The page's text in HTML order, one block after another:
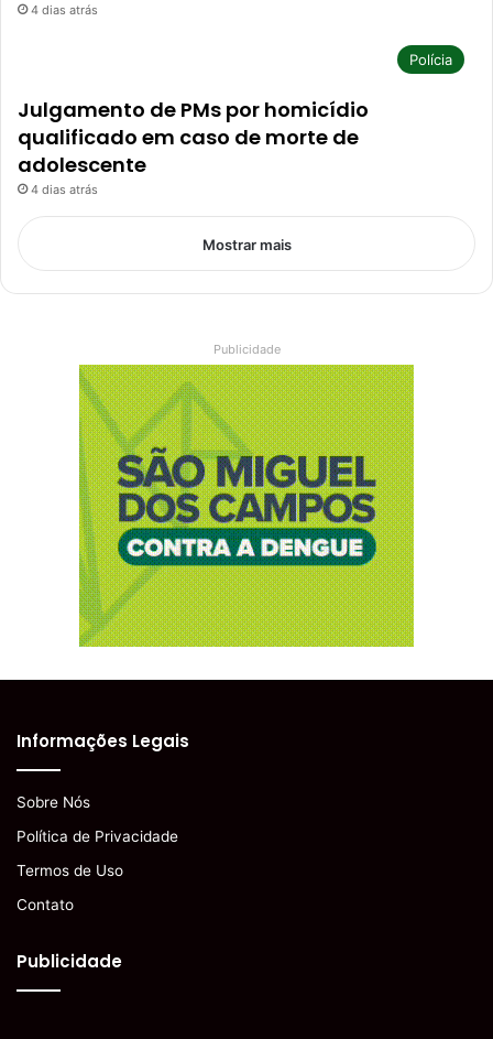
4 dias atrás
Polícia
Julgamento de PMs por homicídio
qualificado em caso de morte de
adolescente
4 dias atrás
Mostrar mais
Publicidade
Informações Legais
Sobre Nós
Política de Privacidade
Termos de Uso
Contato
Publicidade